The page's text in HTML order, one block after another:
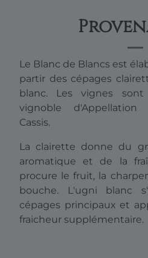
Le Blanc de Blancs est
partir des cépages
blanc. Les vignes
vignoble d'Appellation
Cassis.
La clairette donne du
aromatique et de la
procure le fruit, la
bouche. L'ugni blanc
cépages principaux et
fraicheur supplémentaire.